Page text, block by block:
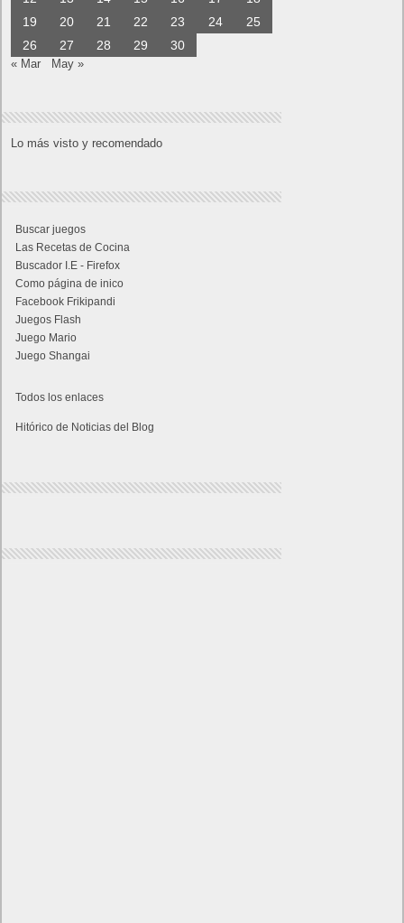
19
20 21 22 23 24
25
26
27 28 29 30
« Mar May »
Lo más visto y recomendado
Buscar juegos
Las Recetas de Cocina
Buscador I.E - Firefox
Como página de inico
Facebook Frikipandi
Juegos Flash
Juego Mario
Juego Shangai
Todos los enlaces
Hitórico de Noticias del Blog